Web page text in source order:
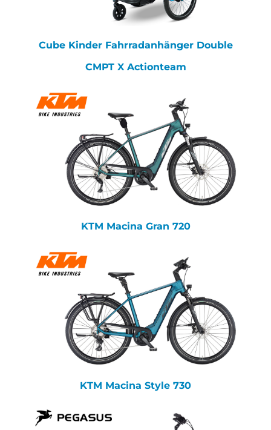
Cube Kinder Fahrradanhänger Double
CMPT X Actionteam
KTM Macina Gran 720
KTM Macina Style 730